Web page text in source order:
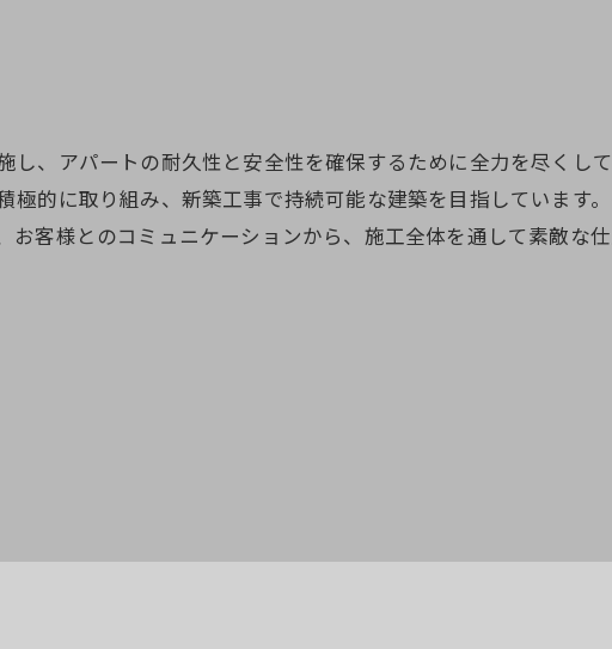
し、アパートの耐久性と安全性を確保するために全力を尽くし
極的に取り組み、新築工事で持続可能な建築を目指しています
お客様とのコミュニケーションから、施工全体を通して素敵な